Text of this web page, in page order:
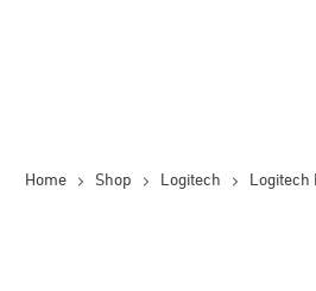
Home Shop Logitech